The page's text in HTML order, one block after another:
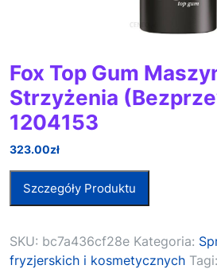
Fox Top Gum
Strzyżenia
1204153
323.00zł
Szczegóły Produktu
SKU: bc7a436cf28e Kategoria:
fryzjerskich i kosmetycznych Tagi: